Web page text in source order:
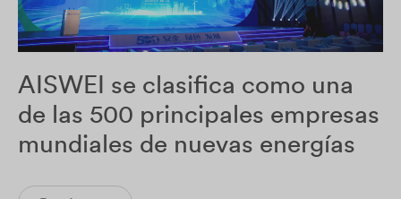
AISWEI se clasifica como una
de las 500 principales empresas
mundiales de nuevas energías